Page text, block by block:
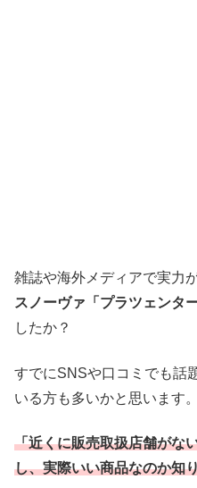
雑誌や海外メディアで実力
スノーヴァ「プラツェンタ
したか？
すでにSNSや口コミでも話
いる方も多いかと思います。
「近くに販売取扱店舗がな
し、実際いい商品なのか知